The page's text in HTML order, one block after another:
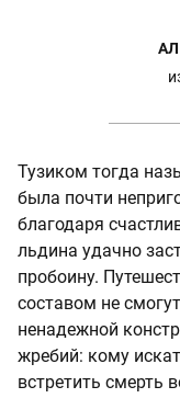
Тузиком тогда
была почти
благодаря
льдина удачно
пробоину.
составом не
ненадежной
жребий: кому
встретить смерть